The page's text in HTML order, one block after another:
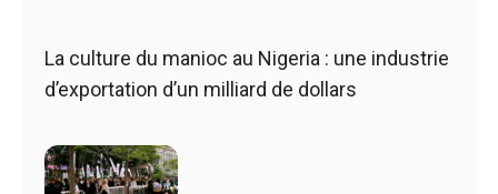
La culture du manioc au Nigeria : une industrie
d’exportation d’un milliard de dollars